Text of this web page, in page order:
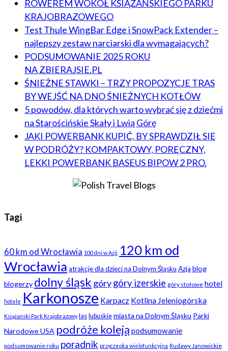
ROWEREM WOKÓŁ KSIĄŻAŃSKIEGO PARKU
KRAJOBRAZOWEGO
Test Thule WingBar Edge i SnowPack Extender –
najlepszy zestaw narciarski dla wymagających?
PODSUMOWANIE 2025 ROKU
NA ZBIERAJSIE.PL
ŚNIEŻNE STAWKI – TRZY PROPOZYCJE TRAS
BY WEJŚĆ NA DNO ŚNIEŻNYCH KOTŁÓW
5 powodów, dla których warto wybrać się z dziećmi
na Starościńskie Skały i Lwią Górę
JAKI POWERBANK KUPIĆ, BY SPRAWDZIŁ SIĘ
W PODRÓŻY? KOMPAKTOWY, PORĘCZNY,
LEKKI POWERBANK BASEUS BIPOW 2 PRO.
Tagi
60 km od Wrocławia 100 dni w Azji 120 km od
Wrocławia atrakcje dla dzieci na Dolnym Śląsku Azja blog
blogerzy dolny śląsk górygóry izerskie góry stołowe hotel
hotele Karkonosze Karpacz Kotlina Jeleniogórska
Książański Park Krajobrazowy las lubuskie miasta na Dolnym Śląsku Parki
Narodowe USA podróże koleją podsumowanie
podsumowanie roku poradnik przyczepka wielofunkcyjna Rudawy Janowickie